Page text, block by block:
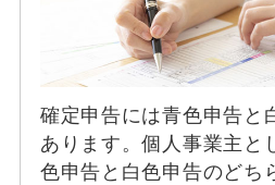
確定申告には青色申告と
あります。個人事業主と
色申告と白色申告のどち